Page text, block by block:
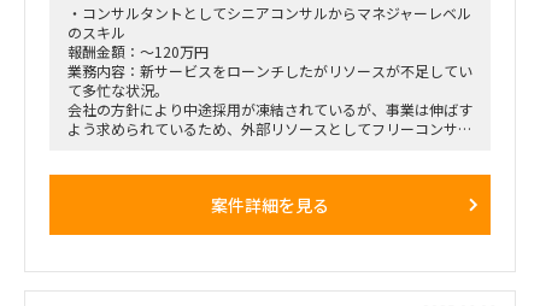
・コンサルタントとしてシニアコンサルからマネジャーレベル
のスキル
報酬金額：～120万円
業務内容：新サービスをローンチしたがリソースが不足してい
て多忙な状況。
会社の方針により中途採用が凍結されているが、事業は伸ばす
よう求められているため、外部リソースとしてフリーコンサル
ービス設計、マーケティング戦略まで含めて主体的に関与でき
案件詳細を見る